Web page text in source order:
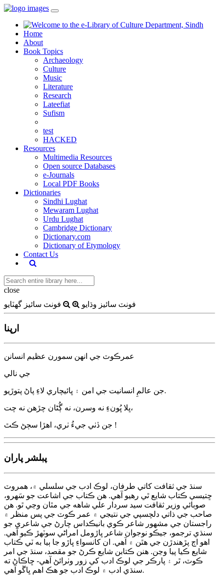
Home
About
Book Topics
Archaeology
Culture
Music
Literature
Research
Lateefiat
Sufism
test
HACKED
Resources
Multimedia Resources
Open source Databases
e-Journals
Local PDF Books
Dictionaries
Sindhi Lughat
Mewaram Lughat
Urdu Lughat
Cambridge Dictionary
Dictionary.com
Dictionary of Etymology
Contact Us
close
فونٽ سائيز وڌايو
فونٽ سائيز گهٽايو
ارپنا
عمرڪوٽ جي انهن سمورن عظيم انسانن
جي نالي
جن عالمِ انسانيت جي امن ۽ ڀائيچاري لاءِ پاڻ پتوڙيو.
ڀلا ڀُونءِ نه وسرن، نه ڳُڻان چڙهن نه چت،
جن ڏٺي جيءُ ٺري، اهڙا سڄڻ ڪٿ !
پبلشر پاران
سنڌ جي ثقافت کاتي طرفان، لوڪ ادب جي سلسلي ۾، همروٽ
ڇتيسي ڪتاب شايع ٿي رهيو آهي. هن ڪتاب جي اشاعت جو سَهرو،
صوبائي وزير ثقافت سيد سردار علي شاهه جي مٿان وڃي ٿو. هن
صاحب جي ذاتي دلچسپي جي نتيجي ۾ عمر ڪوٽ جي پس منظر ۾
راجستان جي مشهور شاعر ڪوي بانيڪداس چارڻ جي شاعري جو
سنڌي ترجمو، جيڪو نوجوان شاعر ڀاڙومل امراڻي سوٽهڙ ڪيو آهي.
اهو اڄ پڙهندڙن جي هٿن ۾ آهي. ان کانسواءِ ڀاڙو جا ٻيا به ٽي ڪتاب
شايع ڪيا پيا وڃن. هنن ڪتابن شايع ڪرڻ جو مقصد، سنڌ جي امر
ڪوٽ، ٿر ۽ پارڪر جي لوڪ ادب کي زور وٺرائڻ آهي- ڇاڪاڻ ته
سنڌي ادب ۾ لوڪ ادب جو هڪ اهم ڀاڱو آهي.